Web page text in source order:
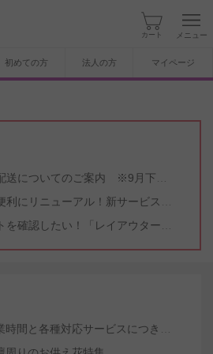
カート メニュー
初めての方 法人の方 マイページ